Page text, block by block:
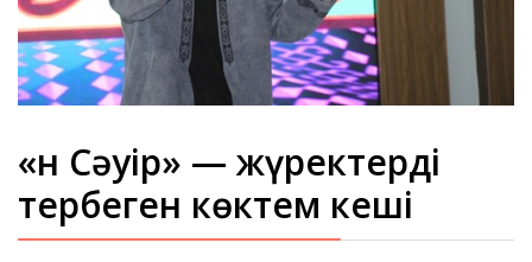
«Ән Сәуір» — жүректерді
тербеген көктем кеші